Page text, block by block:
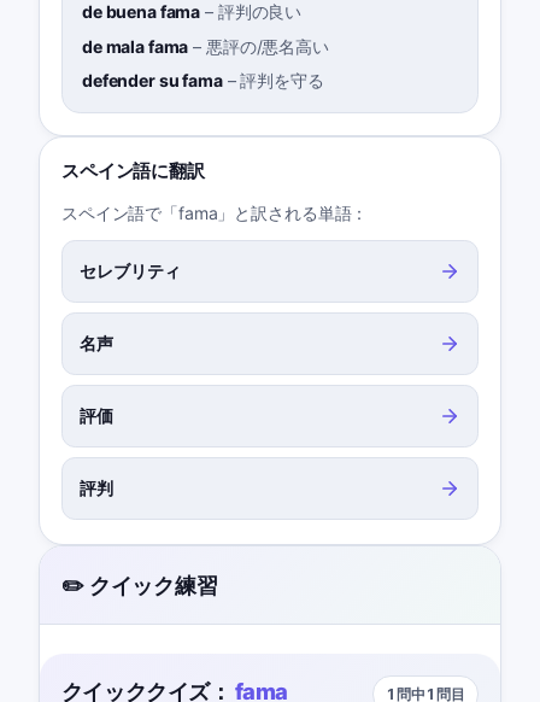
de buena fama – 評判の良い
de mala fama – 悪評の/悪名高い
defender su fama–評判を守る
スペイン語に翻訳
スペイン語で「fama」と訳される単語：
セレブリティ
名声
評価
評判
✏️ クイック練習
クイッククイズ： fama 1問中1問目